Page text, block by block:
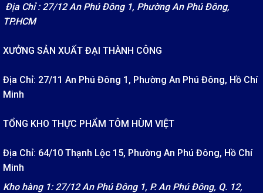
Địa Chỉ : 27/12 An Phú Đông 1, Phường An Phú Đông,
TP.HCM
XƯỞNG SẢN XUẤT ĐẠI THÀNH CÔNG
Địa Chỉ: 27/11 An Phú Đông 1, Phường An Phú Đông, Hồ Chí
Minh
TỔNG KHO THỰC PHẨM TÔM HÙM VIỆT
Địa Chỉ: 64/10 Thạnh Lộc 15, Phường An Phú Đông, Hồ Chí
Minh
Kho hàng 1: 27/12 An Phú Đông 1, P. An Phú Đông, Q. 12,